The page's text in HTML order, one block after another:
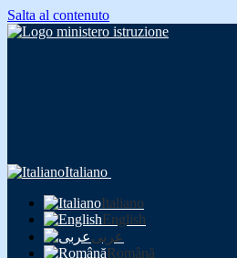
Salta al contenuto
Italiano
Italiano
English
عربى
Română